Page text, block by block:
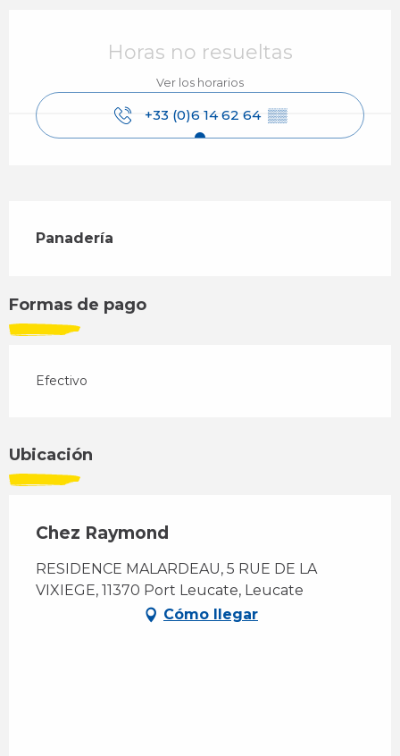
Horas no resueltas
Ver los horarios
+33 (0)6 14 62 64 ▒▒
Panadería
Formas de pago
Efectivo
Ubicación
Chez Raymond
RESIDENCE MALARDEAU, 5 RUE DE LA
VIXIEGE, 11370 Port Leucate, Leucate
Cómo llegar